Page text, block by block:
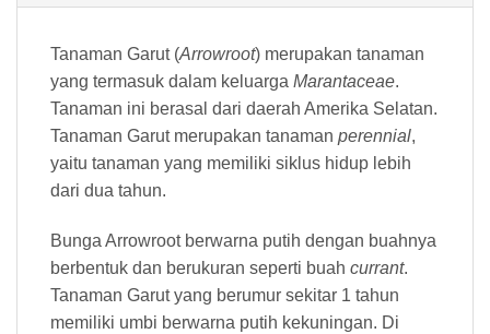
Tanaman Garut (Arrowroot) merupakan tanaman
yang termasuk dalam keluarga Marantaceae.
Tanaman ini berasal dari daerah Amerika Selatan.
Tanaman Garut merupakan tanaman perennial,
yaitu tanaman yang memiliki siklus hidup lebih
dari dua tahun.
Bunga Arrowroot berwarna putih dengan buahnya
berbentuk dan berukuran seperti buah currant.
Tanaman Garut yang berumur sekitar 1 tahun
memiliki umbi berwarna putih kekuningan. Di